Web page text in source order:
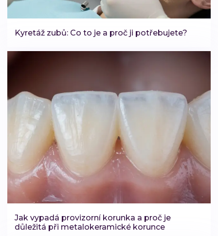
Kyretáž zubů: Co to je a proč ji potřebujete?
Jak vypadá provizorní korunka a proč je
důležitá při metalokeramické korunce